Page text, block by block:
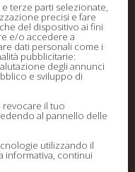
terze parti selezionate,
precisi e fare
del dispositivo ai fini
e/o accedere a
dati personali come i
pubblicitarie:
degli annunci
e sviluppo di
revocare il tuo
al pannello delle
utilizzando il
informativa, continui